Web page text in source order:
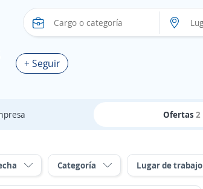
+ Seguir
Ofertas2
Categoría Lugar de trabajo